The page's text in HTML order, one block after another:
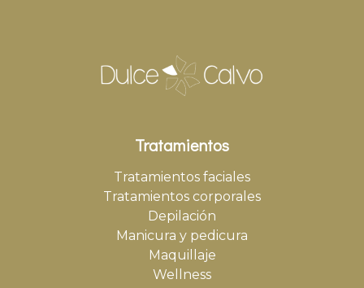
Tratamientos
Tratamientos faciales
Tratamientos corporales
Depilación
Manicura y pedicura
Maquillaje
Wellness